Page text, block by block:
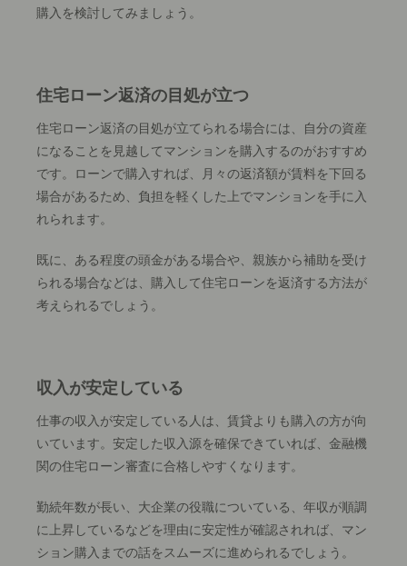
購入を検討してみましょう。
住宅ローン返済の目処が立つ
住宅ローン返済の目処が立てられる場合には、自分の資産
になることを見越してマンションを購入するのがおすすめ
です。ローンで購入すれば、月々の返済額が賃料を下回る
場合があるため、負担を軽くした上でマンションを手に入
れられます。
既に、ある程度の頭金がある場合や、親族から補助を受け
られる場合などは、購入して住宅ローンを返済する方法が
考えられるでしょう。
収入が安定している
仕事の収入が安定している人は、賃貸よりも購入の方が向
いています。安定した収入源を確保できていれば、金融機
関の住宅ローン審査に合格しやすくなります。
勤続年数が長い、大企業の役職についている、年収が順調
に上昇しているなどを理由に安定性が確認されれば、マン
ション購入までの話をスムーズに進められるでしょう。